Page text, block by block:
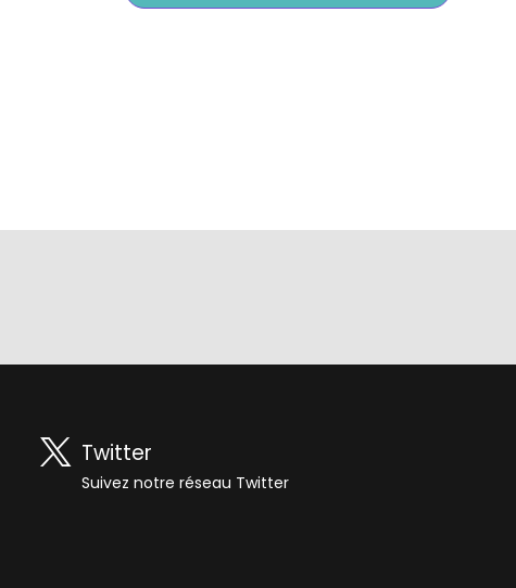
Twitter
Suivez notre réseau Twitter